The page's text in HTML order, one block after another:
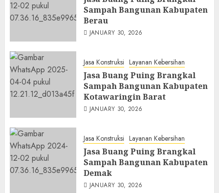
Sampah Bangunan Kabupaten
Berau
JANUARY 30, 2026
Jasa Konstruksi Layanan Kebersihan
Jasa Buang Puing Brangkal
Sampah Bangunan Kabupaten
Kotawaringin Barat
JANUARY 30, 2026
Jasa Konstruksi Layanan Kebersihan
Jasa Buang Puing Brangkal
Sampah Bangunan Kabupaten
Demak
JANUARY 30, 2026